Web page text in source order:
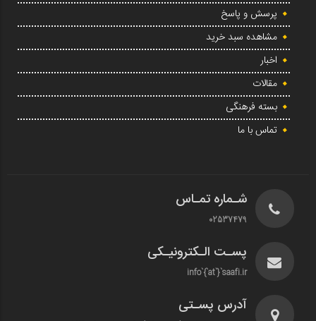
پرسش و پاسخ
مشاهده سبد خرید
اخبار
مقالات
بسته فرهنگی
تماس با ما
شـماره تمـاس
02537479
پسـت الـکترونیـکی
info`{`at`}`saafi.ir
آدرس پسـتی